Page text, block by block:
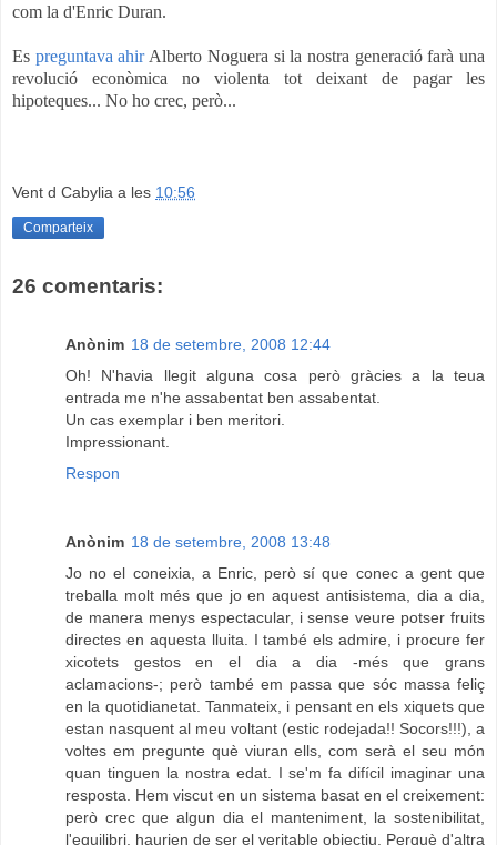
com la d'Enric Duran.
Es preguntava ahirAlberto Noguera si la nostra generació farà una
revolució econòmica no violenta tot deixant de pagar les
hipoteques... No ho crec, però...
Vent d Cabylia a les 10:56
Comparteix
26 comentaris:
Anònim 18 de setembre, 2008 12:44
Oh! N'havia llegit alguna cosa però gràcies a la teua
entrada me n'he assabentat ben assabentat.
Un cas exemplar i ben meritori.
Impressionant.
Respon
Anònim 18 de setembre, 2008 13:48
Jo no el coneixia, a Enric, però sí que conec a gent que
treballa molt més que jo en aquest antisistema, dia a dia,
de manera menys espectacular, i sense veure potser fruits
directes en aquesta lluita. I també els admire, i procure fer
xicotets gestos en el dia a dia -més que grans
aclamacions-; però també em passa que sóc massa feliç
en la quotidianetat. Tanmateix, i pensant en els xiquets que
estan nasquent al meu voltant (estic rodejada!! Socors!!!), a
voltes em pregunte què viuran ells, com serà el seu món
quan tinguen la nostra edat. I se'm fa difícil imaginar una
resposta. Hem viscut en un sistema basat en el creixement:
però crec que algun dia el manteniment, la sostenibilitat,
l'equilibri, haurien de ser el veritable objectiu. Perquè d'altra